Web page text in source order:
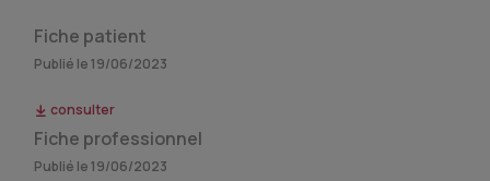
Fiche patient
Publié le 19/06/2023
consulter
Fiche professionnel
Publié le 19/06/2023